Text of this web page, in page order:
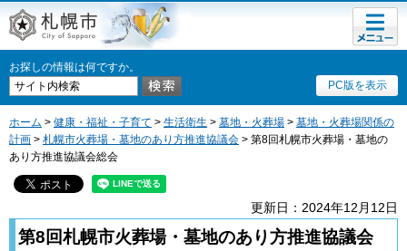
札幌市
お探しの情報は何ですか。
PC版を表示
メニュ
ー
ホーム > 健康・福祉・子育て > 生活衛生 > 墓地・火葬場 > 墓地・火葬場関係の
計画 > 札幌市火葬場・墓地のあり方推進協議会 > 第8回札幌市火葬場・墓地の
あり方推進協議会総会
更新日：2024年12月12日
第8回札幌市火葬場・墓地のあり方推進協議会